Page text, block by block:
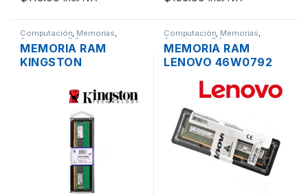
Computación, Memorias,
Servidores - PCs
MEMORIA RAM
KINGSTON
8GB 2RX8 PC4-
17000 2133MHZ ECC
UNBUFFERED
Computación, Memorias,
Servidores - PCs
MEMORIA RAM
LENOVO 46W0792
17000 2133MHZ